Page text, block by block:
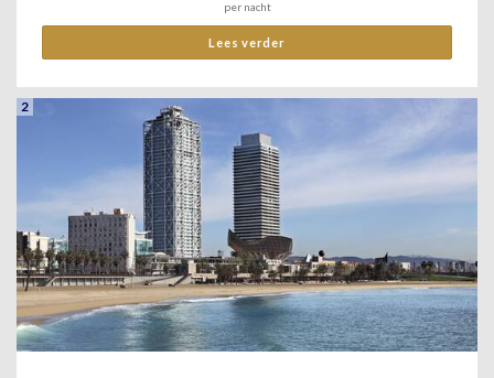
per nacht
Lees verder
2